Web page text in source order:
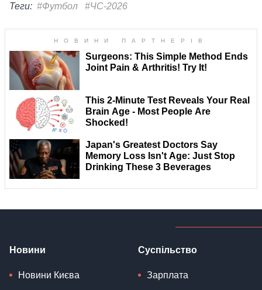
Теги: #Футбол #ЧС-2026
Новини
Новини Києва
Суспільство
Зарплата